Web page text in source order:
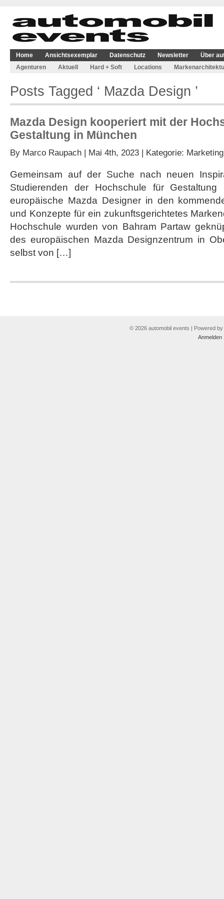
Home Ansichtsexemplar Datenschutz Newsletter
Über
Agenturen
Aktuell Hard + Soft Locations
Posts Tagged ‘ Mazda Design ’
Mazda Design kooperiert mit der
Gestaltung in München
By Marco Raupach | Mai 4th, 2023 | Kategorie: Marketing
Gemeinsam auf der Suche nach neuen
Studierenden der Hochschule für
europäische Mazda Designer in den
und Konzepte für ein zukunftsgerichtetes
Hochschule wurden von Bahram Partaw
des europäischen Mazda Designzentrum in
selbst von […]
© 2026 automobil events | Powered by
Anmelden|